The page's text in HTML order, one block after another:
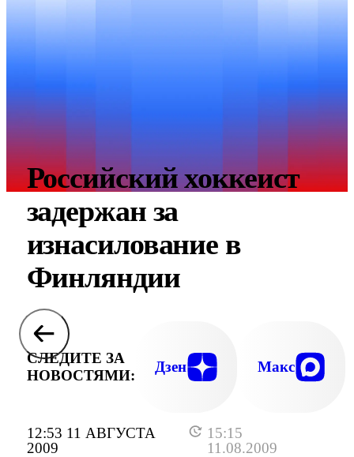
12:53 11 АВГУСТА
2009
15:15
11.08.2009
Российский хоккеист
задержан за
изнасилование в
Финляндии
СЛЕДИТЕ ЗА
НОВОСТЯМИ:
Дзен Макс